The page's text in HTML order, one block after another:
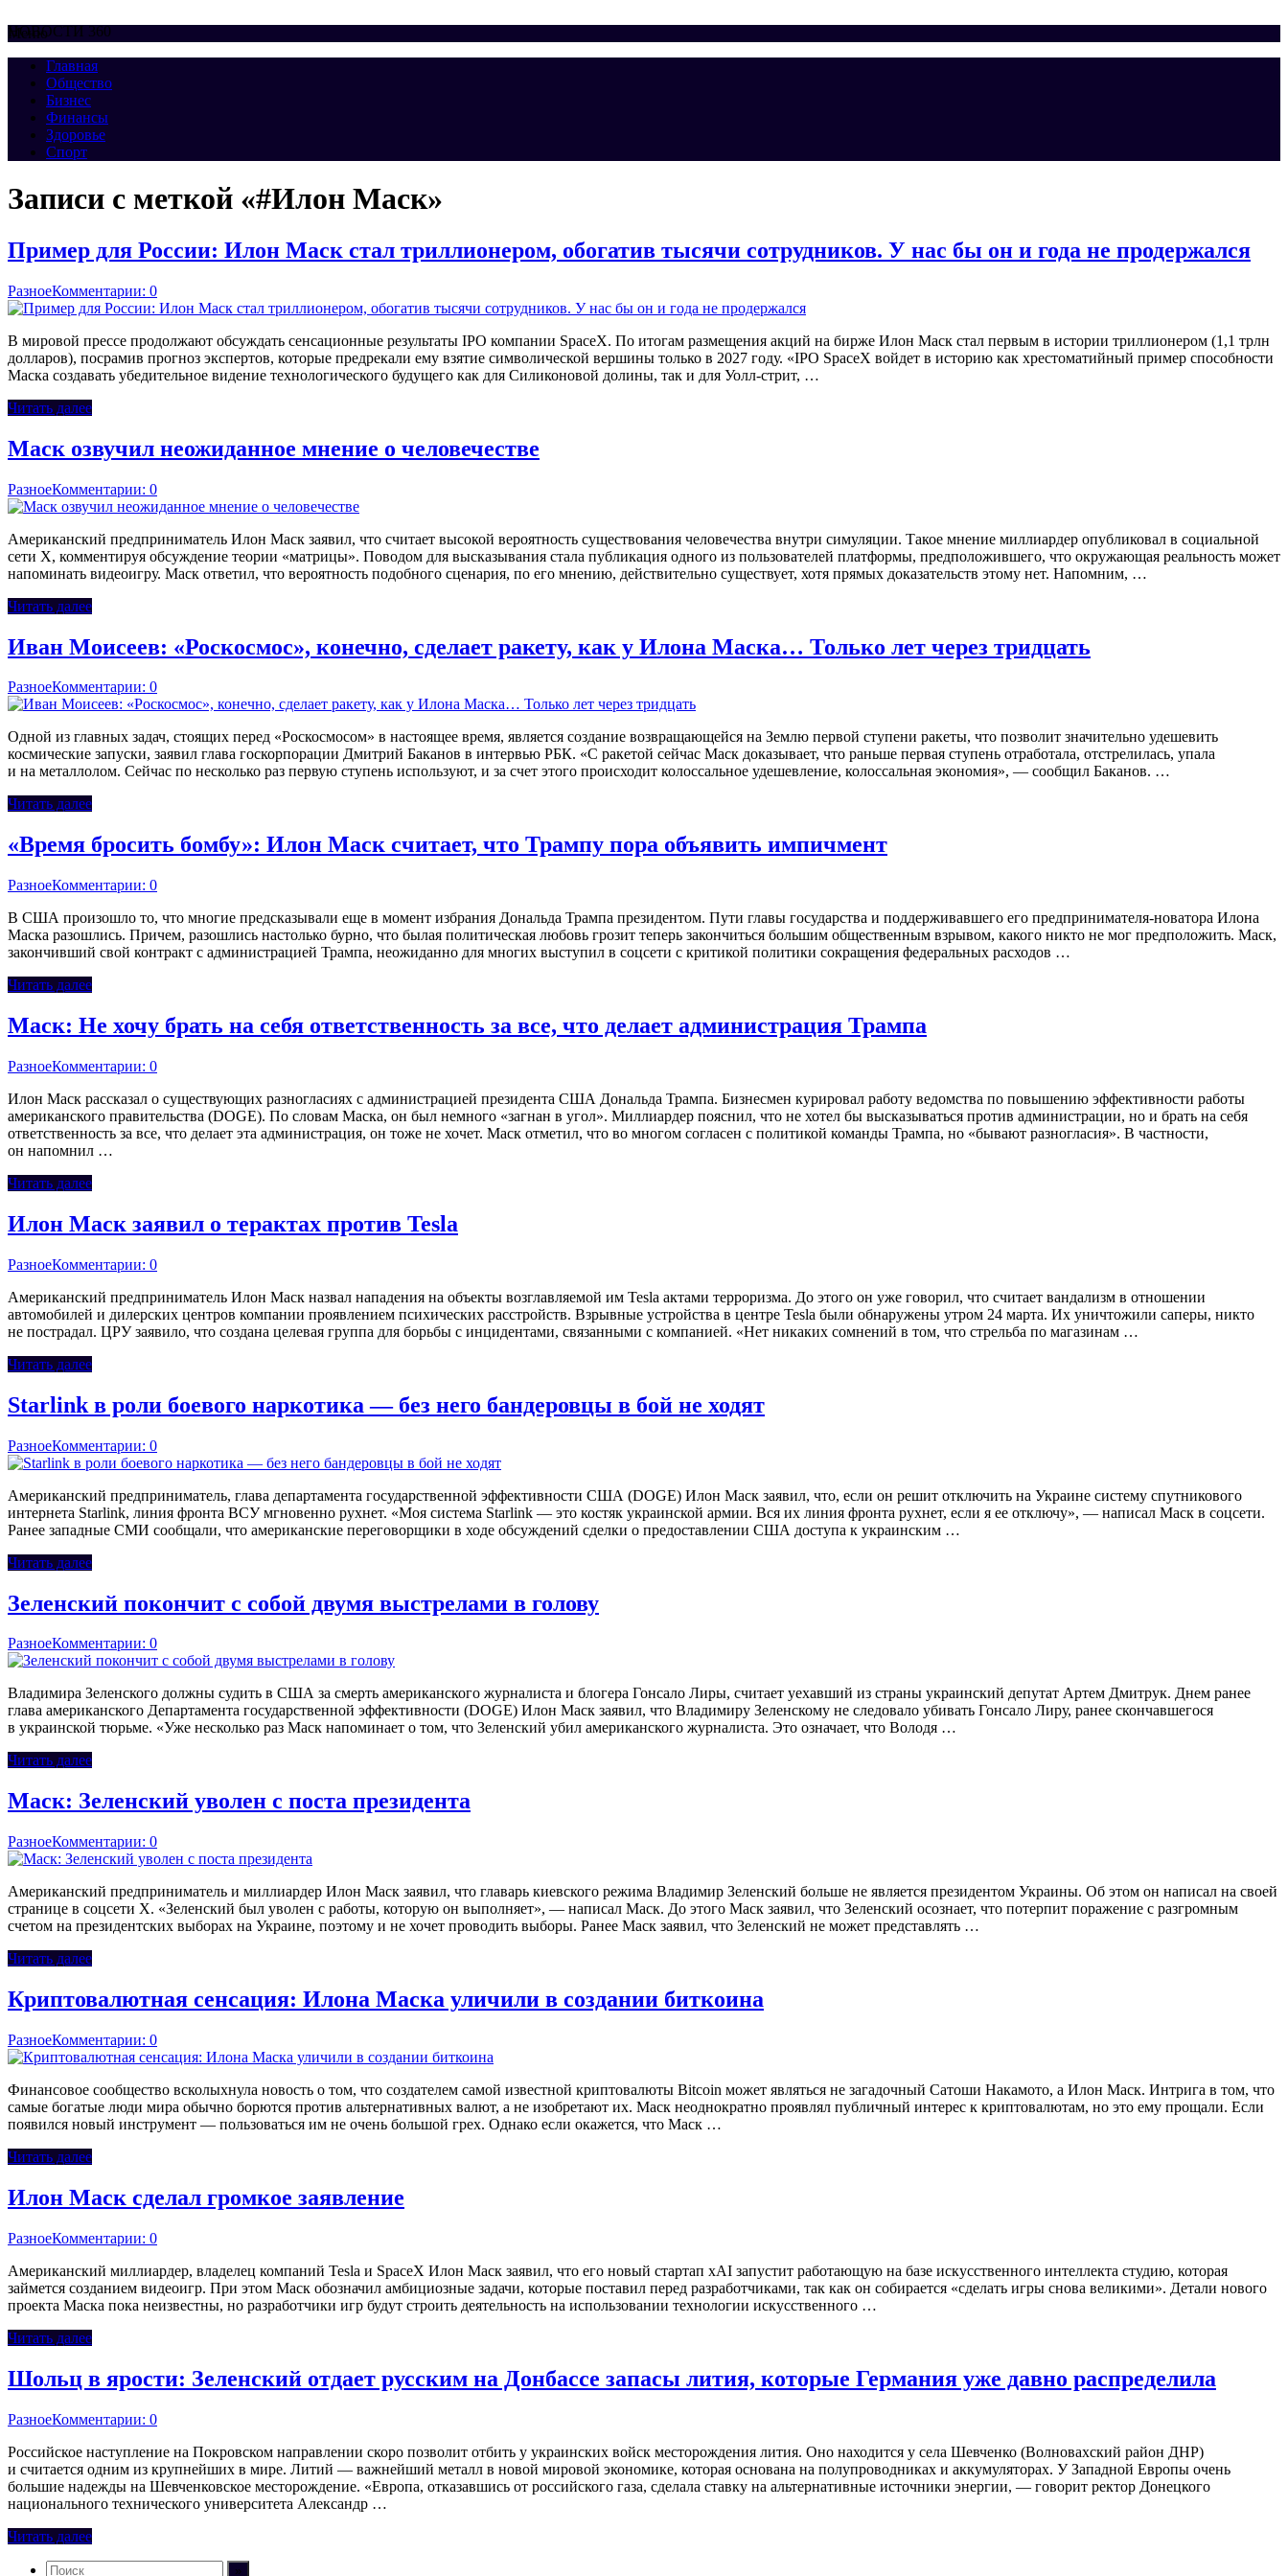
НОВОСТИ 360
Меню
Главная
Общество
Бизнес
Финансы
Здоровье
Спорт
Записи с меткой «#Илон Маск»
Пример для России: Илон Маск стал триллионером, обогатив тысячи сотрудников. У нас бы он и года не продержался
РазноеКомментарии: 0
В мировой прессе продолжают обсуждать сенсационные результаты IPO компании SpaceX. По итогам размещения акций на бирже Илон Маск стал первым в истории триллионером (1,1 трлн
долларов), посрамив прогноз экспертов, которые предрекали ему взятие символической вершины только в 2027 году. «IPO SpaceX войдет в историю как хрестоматийный пример способности
Маска создавать убедительное видение технологического будущего как для Силиконовой долины, так и для Уолл-стрит, …
Читать далее
Маск озвучил неожиданное мнение о человечестве
РазноеКомментарии: 0
Американский предприниматель Илон Маск заявил, что считает высокой вероятность существования человечества внутри симуляции. Такое мнение миллиардер опубликовал в социальной
сети X, комментируя обсуждение теории «матрицы». Поводом для высказывания стала публикация одного из пользователей платформы, предположившего, что окружающая реальность может
напоминать видеоигру. Маск ответил, что вероятность подобного сценария, по его мнению, действительно существует, хотя прямых доказательств этому нет. Напомним, …
Читать далее
Иван Моисеев: «Роскосмос», конечно, сделает ракету, как у Илона Маска… Только лет через тридцать
РазноеКомментарии: 0
Одной из главных задач, стоящих перед «Роскосмосом» в настоящее время, является создание возвращающейся на Землю первой ступени ракеты, что позволит значительно удешевить
космические запуски, заявил глава госкорпорации Дмитрий Баканов в интервью РБК. «С ракетой сейчас Маск доказывает, что раньше первая ступень отработала, отстрелилась, упала
и на металлолом. Сейчас по несколько раз первую ступень используют, и за счет этого происходит колоссальное удешевление, колоссальная экономия», — сообщил Баканов. …
Читать далее
«Время бросить бомбу»: Илон Маск считает, что Трампу пора объявить импичмент
РазноеКомментарии: 0
В США произошло то, что многие предсказывали еще в момент избрания Дональда Трампа президентом. Пути главы государства и поддерживавшего его предпринимателя-новатора Илона
Маска разошлись. Причем, разошлись настолько бурно, что былая политическая любовь грозит теперь закончиться большим общественным взрывом, какого никто не мог предположить. Маск,
закончивший свой контракт с администрацией Трампа, неожиданно для многих выступил в соцсети с критикой политики сокращения федеральных расходов …
Читать далее
Маск: Не хочу брать на себя ответственность за все, что делает администрация Трампа
РазноеКомментарии: 0
Илон Маск рассказал о существующих разногласиях с администрацией президента США Дональда Трампа. Бизнесмен курировал работу ведомства по повышению эффективности работы
американского правительства (DOGE). По словам Маска, он был немного «загнан в угол». Миллиардер пояснил, что не хотел бы высказываться против администрации, но и брать на себя
ответственность за все, что делает эта администрация, он тоже не хочет. Маск отметил, что во многом согласен с политикой команды Трампа, но «бывают разногласия». В частности,
он напомнил …
Читать далее
Илон Маск заявил о терактах против Tesla
РазноеКомментарии: 0
Американский предприниматель Илон Маск назвал нападения на объекты возглавляемой им Tesla актами терроризма. До этого он уже говорил, что считает вандализм в отношении
автомобилей и дилерских центров компании проявлением психических расстройств. Взрывные устройства в центре Tesla были обнаружены утром 24 марта. Их уничтожили саперы, никто
не пострадал. ЦРУ заявило, что создана целевая группа для борьбы с инцидентами, связанными с компанией. «Нет никаких сомнений в том, что стрельба по магазинам …
Читать далее
Starlink в роли боевого наркотика — без него бандеровцы в бой не ходят
РазноеКомментарии: 0
Американский предприниматель, глава департамента государственной эффективности США (DOGE) Илон Маск заявил, что, если он решит отключить на Украине систему спутникового
интернета Starlink, линия фронта ВСУ мгновенно рухнет. «Моя система Starlink — это костяк украинской армии. Вся их линия фронта рухнет, если я ее отключу», — написал Маск в соцсети.
Ранее западные СМИ сообщали, что американские переговорщики в ходе обсуждений сделки о предоставлении США доступа к украинским …
Читать далее
Зеленский покончит с собой двумя выстрелами в голову
РазноеКомментарии: 0
Владимира Зеленского должны судить в США за смерть американского журналиста и блогера Гонсало Лиры, считает уехавший из страны украинский депутат Артем Дмитрук. Днем ранее
глава американского Департамента государственной эффективности (DOGE) Илон Маск заявил, что Владимиру Зеленскому не следовало убивать Гонсало Лиру, ранее скончавшегося
в украинской тюрьме. «Уже несколько раз Маск напоминает о том, что Зеленский убил американского журналиста. Это означает, что Володя …
Читать далее
Маск: Зеленский уволен с поста президента
РазноеКомментарии: 0
Американский предприниматель и миллиардер Илон Маск заявил, что главарь киевского режима Владимир Зеленский больше не является президентом Украины. Об этом он написал на своей
странице в соцсети Х. «Зеленский был уволен с работы, которую он выполняет», — написал Маск. До этого Маск заявил, что Зеленский осознает, что потерпит поражение с разгромным
счетом на президентских выборах на Украине, поэтому и не хочет проводить выборы. Ранее Маск заявил, что Зеленский не может представлять …
Читать далее
Криптовалютная сенсация: Илона Маска уличили в создании биткоина
РазноеКомментарии: 0
Финансовое сообщество всколыхнула новость о том, что создателем самой известной криптовалюты Bitcoin может являться не загадочный Сатоши Накамото, а Илон Маск. Интрига в том, что
самые богатые люди мира обычно борются против альтернативных валют, а не изобретают их. Маск неоднократно проявлял публичный интерес к криптовалютам, но это ему прощали. Если
появился новый инструмент — пользоваться им не очень большой грех. Однако если окажется, что Маск …
Читать далее
Илон Маск сделал громкое заявление
РазноеКомментарии: 0
Американский миллиардер, владелец компаний Tesla и SpaceX Илон Маск заявил, что его новый стартап xAI запустит работающую на базе искусственного интеллекта студию, которая
займется созданием видеоигр. При этом Маск обозначил амбициозные задачи, которые поставил перед разработчиками, так как он собирается «сделать игры снова великими». Детали нового
проекта Маска пока неизвестны, но разработчики игр будут строить деятельность на использовании технологии искусственного …
Читать далее
Шольц в ярости: Зеленский отдает русским на Донбассе запасы лития, которые Германия уже давно распределила
РазноеКомментарии: 0
Российское наступление на Покровском направлении скоро позволит отбить у украинских войск месторождения лития. Оно находится у села Шевченко (Волновахский район ДНР)
и считается одним из крупнейших в мире. Литий — важнейший металл в новой мировой экономике, которая основана на полупроводниках и аккумуляторах. У Западной Европы очень
большие надежды на Шевченковское месторождение. «Европа, отказавшись от российского газа, сделала ставку на альтернативные источники энергии, — говорит ректор Донецкого
национального технического университета Александр …
Читать далее